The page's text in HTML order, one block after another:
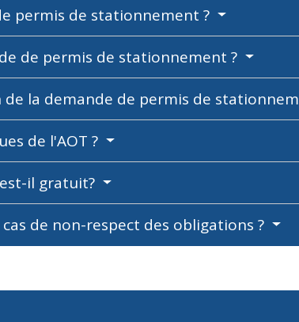
permis de stationnement ?
de permis de stationnement ?
la demande de permis de
de l'AOT ?
il gratuit?
de non-respect des obligations ?